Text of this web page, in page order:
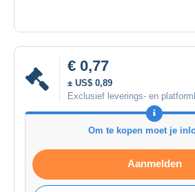
€ 0,77
± US$ 0,89
Exclusief leverings- en
Om te kopen moet je
Aanmelden